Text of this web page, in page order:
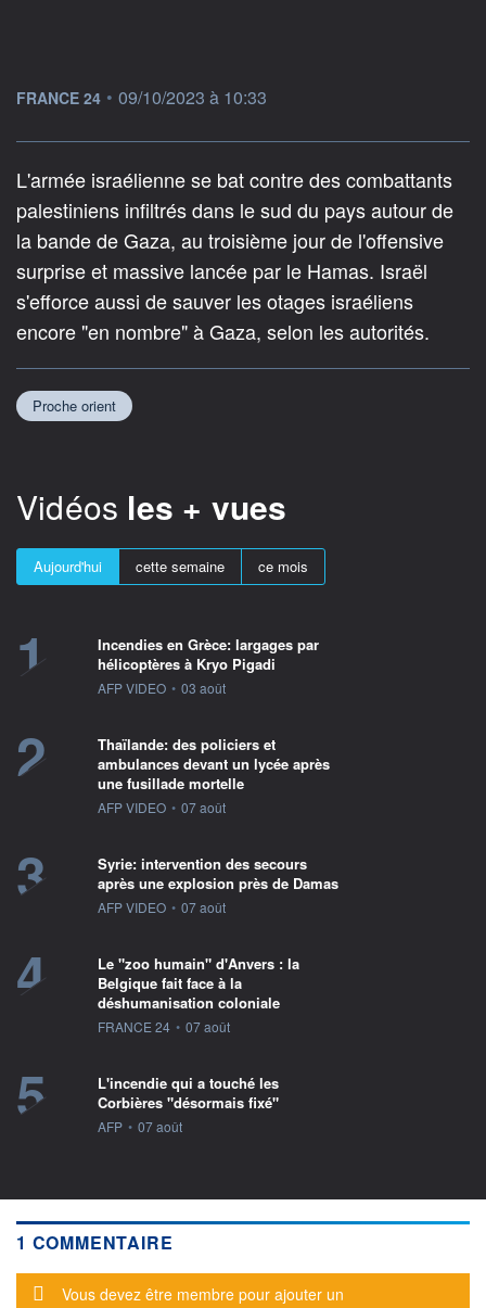
information fournie par
FRANCE 24 • 09/10/2023 à 10:33
L'armée israélienne se bat contre des combattants
palestiniens infiltrés dans le sud du pays autour de
la bande de Gaza, au troisième jour de l'offensive
surprise et massive lancée par le Hamas. Israël
s'efforce aussi de sauver les otages israéliens
encore "en nombre" à Gaza, selon les autorités.
Proche orient
Vidéos les + vues
Aujourd'hui cette semaine ce mois
1
Incendies en Grèce: largages par
hélicoptères à Kryo Pigadi
information fournie par
AFP VIDEO • 03 août
2
Thaïlande: des policiers et
ambulances devant un lycée après
une fusillade mortelle
information fournie par
AFP VIDEO • 07 août
3
Syrie: intervention des secours
après une explosion près de Damas
information fournie par
AFP VIDEO • 07 août
4
Le "zoo humain" d'Anvers : la
Belgique fait face à la
déshumanisation coloniale
information fournie par
FRANCE 24 • 07 août
5
L'incendie qui a touché les
Corbières "désormais fixé"
information fournie par
AFP • 07 août
1 COMMENTAIRE
Message d'alerte
Vous devez être membre pour ajouter un